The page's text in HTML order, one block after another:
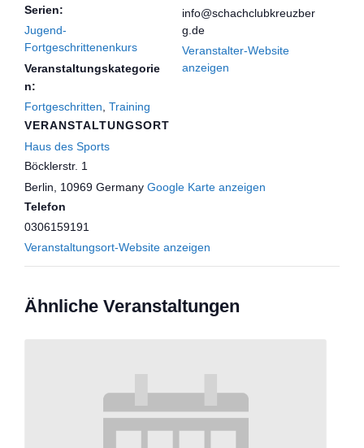
Serien:
Jugend-
Fortgeschrittenenkurs
Veranstaltungskategorie
n:
Fortgeschritten Training
VERANSTALTUNGSORT
Haus des Sports
Böcklerstr. 1
Berlin
10969 Germany Google Karte anzeigen
Telefon
0306159191
Veranstaltungsort-Website anzeigen
info@schachclubkreuzber
g.de
Veranstalter-Website
anzeigen
Ähnliche Veranstaltungen